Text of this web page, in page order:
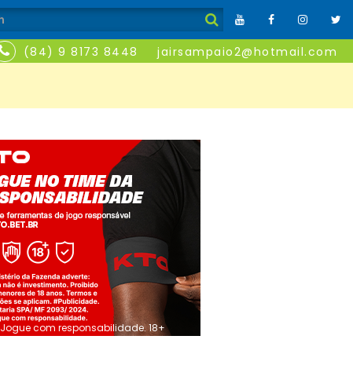
(84) 9 8173 8448 jairsampaio2@hotmail.com
Jogue com responsabilidade. 18+